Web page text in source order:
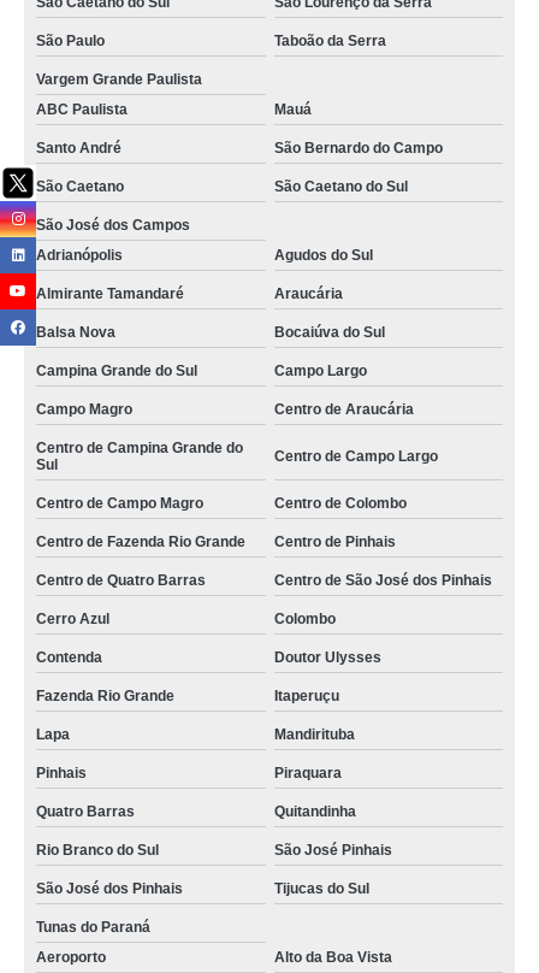
onde faz serviço jardinagem Mauá
serviço jardinagem Santo André
empresa especializada em serviço de jardinagem e paisagismo São
Caetano
serviço especializado de jardinagem Cerro Azul
onde faz serviço de jardinagem e poda Resende
onde faz serviço terceirizado de jardinagem Doutor Ulysses
empresa especializada em serviço de jardinagem e paisagismo em
condomínios Munhoz
serviços de jardinagem e paisagismo valores ABC Paulista
onde faz serviço de poda e jardinagem Campo Belo
empresa especializada em serviço especializado de jardinagem São
onde faz serviço terceirizado de jardinagem Piracicaba
serviço de jardinagem e paisagismo em condomínios valores Cerro Azul
serviço de jardinagem em condomínios Marechal Cândido Rondon
empresa especializada em serviço de poda e jardinagem Guararema
serviço terceirizado de jardinagem valores Moema
onde faz serviço de jardinagem e paisagismo em condomínios Centro de
Campo Largo
serviço jardinagem Francisco Morato
São Paulo Taboão da Serra
Vargem Grande Paulista
ABC Paulista
Mauá
Santo André São Bernardo do Campo
São Caetano São Caetano do Sul
São José dos Campos
Adrianópolis
Agudos do Sul
Almirante Tamandaré Araucária
Balsa Nova Bocaiúva do Sul
Campina Grande do Sul Campo Largo
Campo Magro Centro de Araucária
Centro de Campina Grande do
Sul
Centro de Campo Largo
Centro de Campo Magro Centro de Colombo
Centro de Fazenda Rio Grande Centro de Pinhais
Centro de Quatro Barras Centro de São José dos Pinhais
Cerro Azul Colombo
Contenda Doutor Ulysses
Fazenda Rio Grande Itaperuçu
Lapa Mandirituba
Pinhais Piraquara
Quatro Barras Quitandinha
Rio Branco do Sul São José Pinhais
São José dos Pinhais Tijucas do Sul
Tunas do Paraná
Aeroporto
Alto da Boa Vista